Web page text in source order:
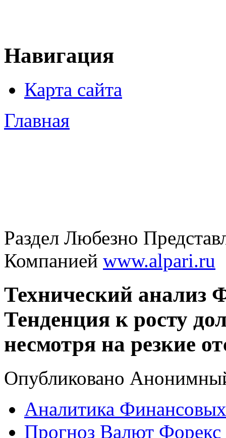
Навигация
Карта сайта
Главная
Раздел Любезно
Компанией www.alpari.ru
Технический анализ
Тенденция к росту
несмотря на резкие
Опубликовано
Аналитика
Прогноз Валют Форекс